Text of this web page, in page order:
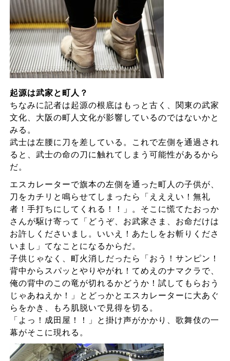
起源は武家と町人？
ちなみに記者は起源の根底はもっと古く、関東の武家
文化、大阪の町人文化が影響しているのではないかと
みる。
武士は左腰に刀を差している。これで左側を通過され
ると、武士の命の刀に触れてしまう可能性があるから
だ。
エスカレーターで旗本の左側を通った町人の子供が、
刀をカチリと鳴らせてしまったら「えええい！無礼
者！手打ちにしてくれる！！」。そこに慌てたおっか
さんが駆け寄って「どうぞ、お武家さま、お命だけは
お許しくださいまし。いいえ！あたしをお斬りくださ
いまし」てなことになるからだ。
子供じゃなく、町火消しだったら「おう！サンピン！
背中からスパッとやりやがれ！てめえのナマクラで、
俺の背中のこの竜が切れるかどうか！試してもらおう
じゃあねえか！」とどっかとエスカレーターに大あぐ
らをかき、もろ肌脱いで見得を切る。
「よっ！成田屋！！」と掛け声がかかり、歌舞伎の一
幕がそこに現れる。